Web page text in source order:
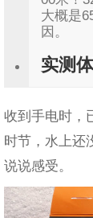
大概是
因。
实测体
收到手电时，
时节，水上还
说说感受。